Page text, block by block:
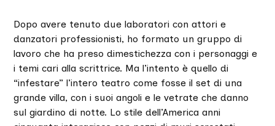
Dopo avere tenuto due laboratori con attori e
danzatori professionisti, ho formato un gruppo di
lavoro che ha preso dimestichezza con i personaggi e
i temi cari alla scrittrice. Ma l’intento è quello di
“infestare” l’intero teatro come fosse il set di una
grande villa, con i suoi angoli e le vetrate che danno
sul giardino di notte. Lo stile dell’America anni